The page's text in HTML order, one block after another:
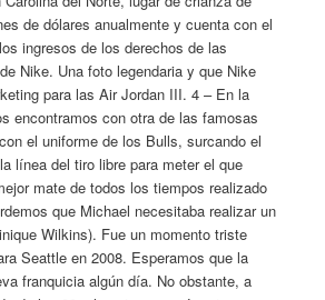
de dólares anualmente y cuenta con el
ingresos de los derechos de las
Nike. Una foto legendaria y que Nike
para las Air Jordan III. 4 – En la
encontramos con otra de las famosas
el uniforme de los Bulls, surcando el
línea del tiro libre para meter el que
mate de todos los tiempos realizado
que Michael necesitaba realizar un
Wilkins). Fue un momento triste
Seattle en 2008. Esperamos que la
franquicia algún día. No obstante, a